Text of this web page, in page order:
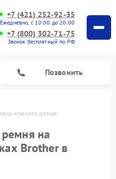
+7 (421) 252-92-35
Ежедневно, с 10:00 до 20:00
+7 (800) 302-71-75
Звонок бесплатный по РФ
Позвонить
ножного ремня
на
Brother в